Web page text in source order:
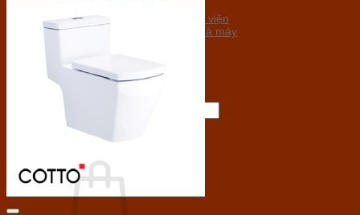
Văn phòng, trường học, bệnh viện
Sân bay, khu công nghiệp, nhà máy
Tuyển dụng
Liên hệ